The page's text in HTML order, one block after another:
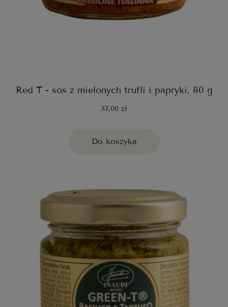
Red T - sos z mielonych trufli i papryki, 80 g
37,00 zł
Do koszyka